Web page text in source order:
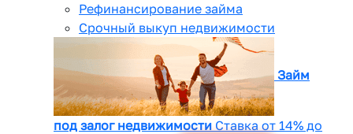
Рефинансирование займа
Срочный выкуп недвижимости
Займ
под залог недвижимости Ставка от 14% до